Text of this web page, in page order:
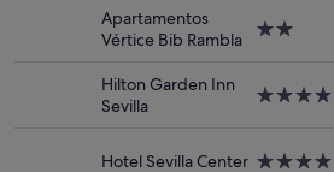
Apartamentos
Vértice Bib Rambla
Alojamiento
Hilton Garden Inn
Sevilla
Alojamiento
Hotel Sevilla Center Alojamiento